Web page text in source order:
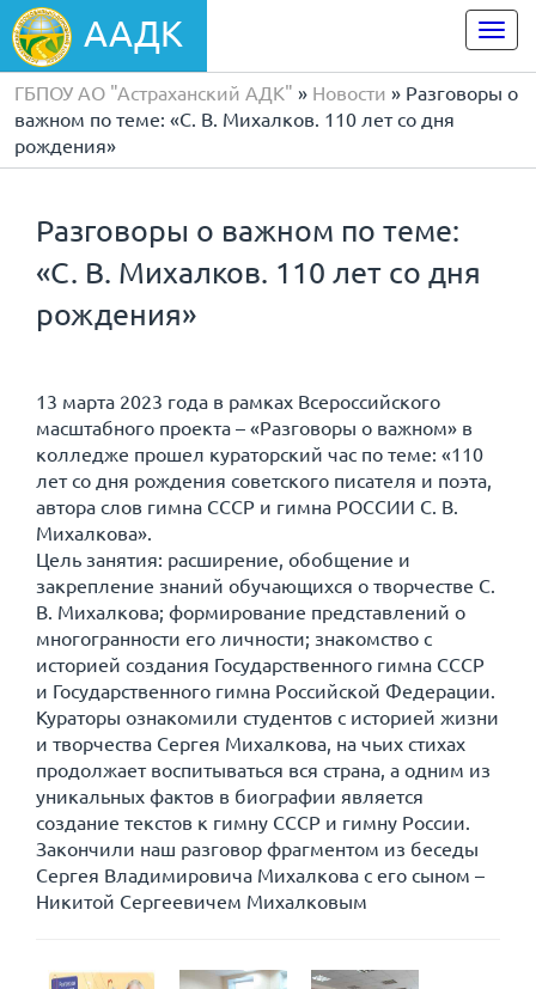
ААДК
ГБПОУ АО "Астраханский АДК" » Новости » Разговоры о
важном по теме: «С. В. Михалков. 110 лет со дня
рождения»
Разговоры о важном по теме:
«С. В. Михалков. 110 лет со дня
рождения»
13 марта 2023 года в рамках Всероссийского
масштабного проекта – «Разговоры о важном» в
колледже прошел кураторский час по теме: «110
лет со дня рождения советского писателя и поэта,
автора слов гимна СССР и гимна РОССИИ С. В.
Михалкова».
Цель занятия: расширение, обобщение и
закрепление знаний обучающихся о творчестве С.
В. Михалкова; формирование представлений о
многогранности его личности; знакомство с
историей создания Государственного гимна СССР
и Государственного гимна Российской Федерации.
Кураторы ознакомили студентов с историей жизни
и творчества Сергея Михалкова, на чьих стихах
продолжает воспитываться вся страна, а одним из
уникальных фактов в биографии является
создание текстов к гимну СССР и гимну России.
Закончили наш разговор фрагментом из беседы
Сергея Владимировича Михалкова с его сыном –
Никитой Сергеевичем Михалковым